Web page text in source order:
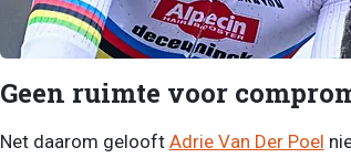
Geen ruimte voor
Net daarom gelooft Adrie Van Der Poel